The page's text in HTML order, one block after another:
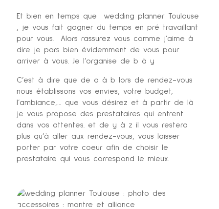
Et bien en temps que wedding planner Toulouse
, je vous fait gagner du temps en pré travaillant
pour vous. Alors rassurez vous comme j’aime à
dire je pars bien évidemment de vous pour
arriver à vous. Je l’organise de b à y
C’est à dire que de a à b lors de rendez-vous
nous établissons vos envies, votre budget,
l’ambiance,… que vous désirez et à partir de là
je vous propose des prestataires qui entrent
dans vos attentes. et de y à z il vous restera
plus qu’à aller aux rendez-vous, vous laisser
porter par votre coeur afin de choisir le
prestataire qui vous correspond le mieux.